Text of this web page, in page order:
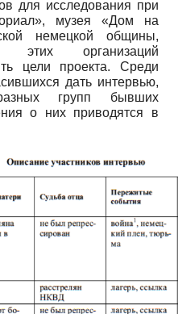
для исследования при
музея «Дом на
немецкой общины,
этих организаций
цели проекта. Среди
дать интервью,
групп бывших
о них приводятся в